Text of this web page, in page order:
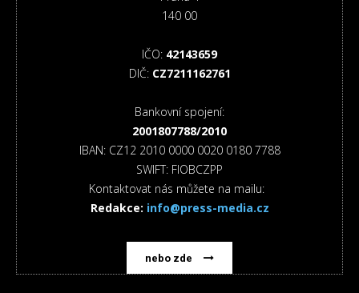
140 00
IČO: 42143659
DIČ: CZ7211162761
Bankovní spojení:
2001807788/2010
IBAN: CZ12 2010 0000 0020 0180 7788
SWIFT: FIOBCZPP
Kontaktovat nás můžete na mailu:
Redakce: info@press-media.cz
nebo zde